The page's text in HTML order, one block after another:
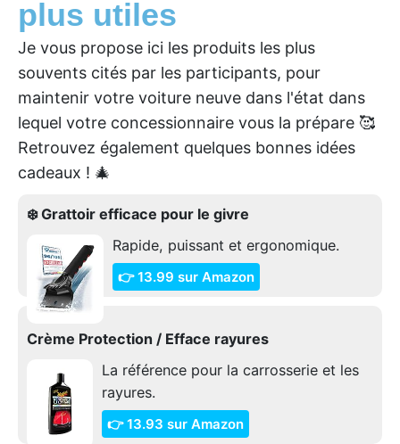
plus utiles
Je vous propose ici les produits les plus
souvents cités par les participants, pour
maintenir votre voiture neuve dans l'état dans
lequel votre concessionnaire vous la prépare 🥰
Retrouvez également quelques bonnes idées
cadeaux ! 🎄
❄️ Grattoir efficace pour le givre
Rapide, puissant et ergonomique.
👉 13.99 sur Amazon
Crème Protection / Efface rayures
La référence pour la carrosserie et les
rayures.
👉 13.93 sur Amazon